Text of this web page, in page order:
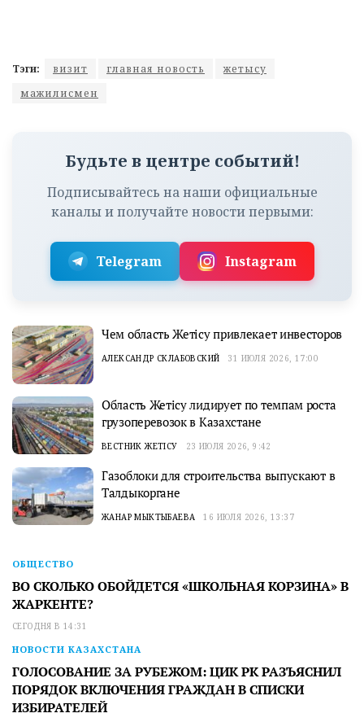
Тэги: визит главная новость
жетысу
мажилисмен
Будьте в центре событий!
Подписывайтесь на наши официальные
каналы и получайте новости первыми:
Telegram Instagram
Чем область Жетісу привлекает инвесторов
АЛЕКСАНДР СКЛАБОВСКИЙ 31 ИЮЛЯ 2026, 17:00
Область Жетісу лидирует по темпам роста
грузоперевозок в Казахстане
ВЕСТНИК ЖЕТІСУ 23 ИЮЛЯ 2026, 9:42
Газоблоки для строительства выпускают в
Талдыкоргане
ЖАНАР МЫКТЫБАЕВА 16 ИЮЛЯ 2026, 13:37
ОБЩЕСТВО
ВО СКОЛЬКО ОБОЙДЕТСЯ «ШКОЛЬНАЯ КОРЗИНА» В
ЖАРКЕНТЕ?
СЕГОДНЯ В 14:31
НОВОСТИ КАЗАХСТАНА
ГОЛОСОВАНИЕ ЗА РУБЕЖОМ: ЦИК РК РАЗЪЯСНИЛ
ПОРЯДОК ВКЛЮЧЕНИЯ ГРАЖДАН В СПИСКИ
ИЗБИРАТЕЛЕЙ